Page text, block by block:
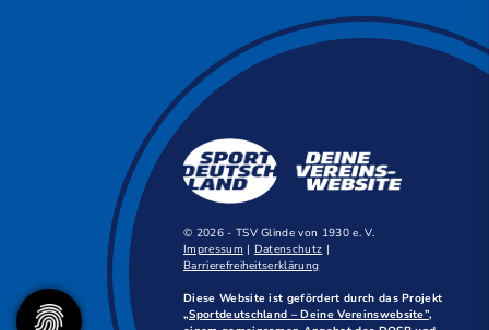
© 2026 - TSV Glinde von 1930 e. V.
Impressum | Datenschutz |
Barrierefreiheitserklärung
Diese Website ist gefördert durch das Projekt
„Sportdeutschland – Deine Vereinswebsite”,